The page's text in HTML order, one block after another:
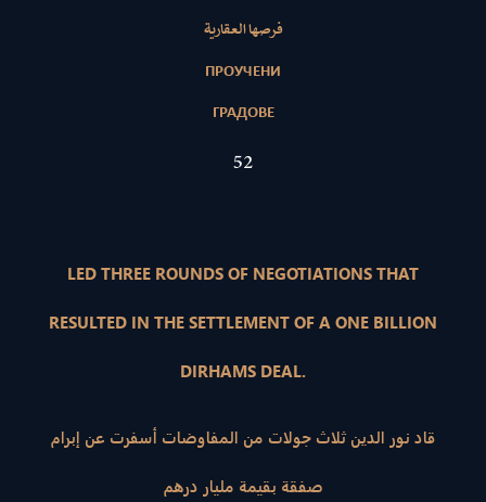
فرصها العقارية
ПРОУЧЕНИ
ГРАДОВЕ
52
LED THREE ROUNDS OF NEGOTIATIONS THAT
RESULTED IN THE SETTLEMENT OF A ONE BILLION
DIRHAMS DEAL.
قاد نور الدين ثلاث جولات من المفاوضات أسفرت عن إبرام
صفقة بقيمة مليار درهم